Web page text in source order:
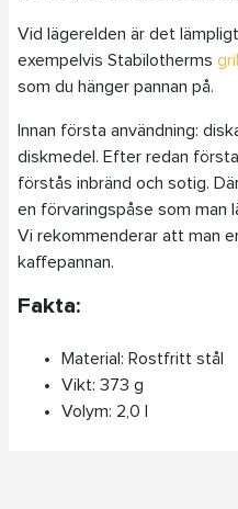
Vid lägerelden är det
exempelvis Stabilotherms
som du hänger pannan på.
Innan första användning:
diskmedel. Efter redan
förstås inbränd och sotig.
en förvaringspåse som man
Vi rekommenderar att man
kaffepannan.
Fakta:
Material: Rostfritt stål
Vikt: 373 g
Volym: 2,0 l